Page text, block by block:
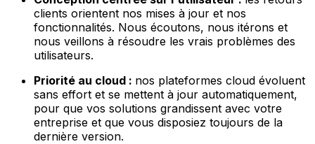
clients orientent nos mises à jour et nos
fonctionnalités. Nous écoutons, nous itérons et
nous veillons à résoudre les vrais problèmes des
utilisateurs.
Priorité au cloud : nos plateformes cloud évoluent
sans effort et se mettent à jour automatiquement,
pour que vos solutions grandissent avec votre
entreprise et que vous disposiez toujours de la
dernière version.